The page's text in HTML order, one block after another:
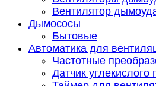
Вентилятор
Дымососы
Бытовые
Автоматика для
Частотные
Датчик углекислого